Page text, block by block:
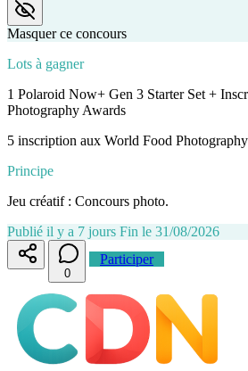
Masquer ce concours
Lots à gagner
1 Polaroid Now+ Gen 3 Starter Set +
Photography Awards
5 inscription aux World Food
Principe
Jeu créatif : Concours photo.
Publié il y a 7 jours Fin le 31/08/2026
0
Participer